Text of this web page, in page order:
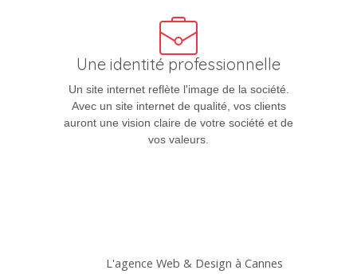
Une identité professionnelle
Un site internet reflète l'image de la société.
Avec un site internet de qualité, vos clients
auront une vision claire de votre société et de
vos valeurs.
L'agence Web & Design à Cannes